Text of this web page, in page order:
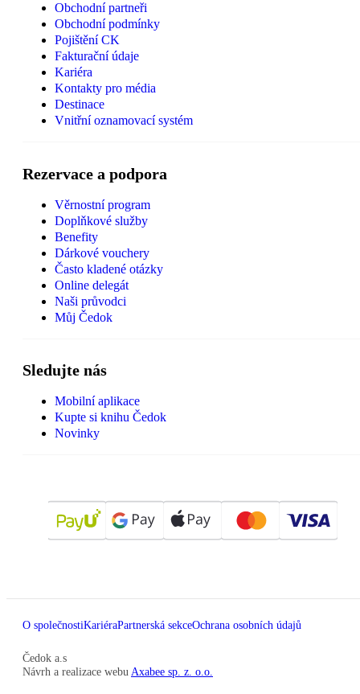
Obchodní partneři
Obchodní podmínky
Pojištění CK
Fakturační údaje
Kariéra
Kontakty pro média
Destinace
Vnitřní oznamovací systém
Rezervace a podpora
Věrnostní program
Doplňkové služby
Benefity
Dárkové vouchery
Často kladené otázky
Online delegát
Naši průvodci
Můj Čedok
Sledujte nás
Mobilní aplikace
Kupte si knihu Čedok
Novinky
O společnostiKariéraPartnerská sekceOchrana osobních údajů
Čedok a.s
Návrh a realizace webu Axabee sp. z. o.o.